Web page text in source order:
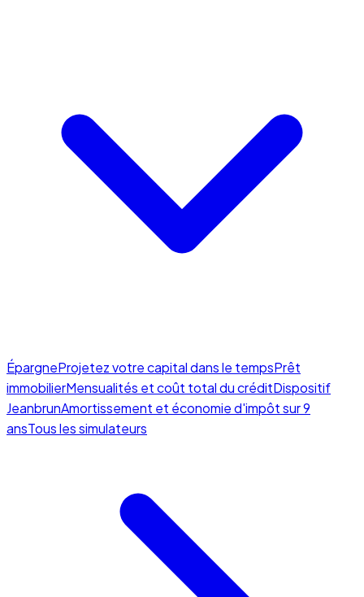
ÉpargneProjetez votre capital dans le tempsPrêt
immobilierMensualités et coût total du créditDispositif
JeanbrunAmortissement et économie d'impôt sur 9
ansTous les simulateurs